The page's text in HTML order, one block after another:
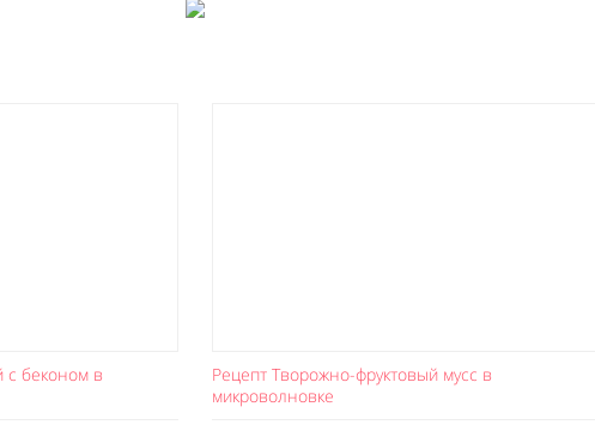
с беконом в
Рецепт Творожно-фруктовый мусс в
микроволновке